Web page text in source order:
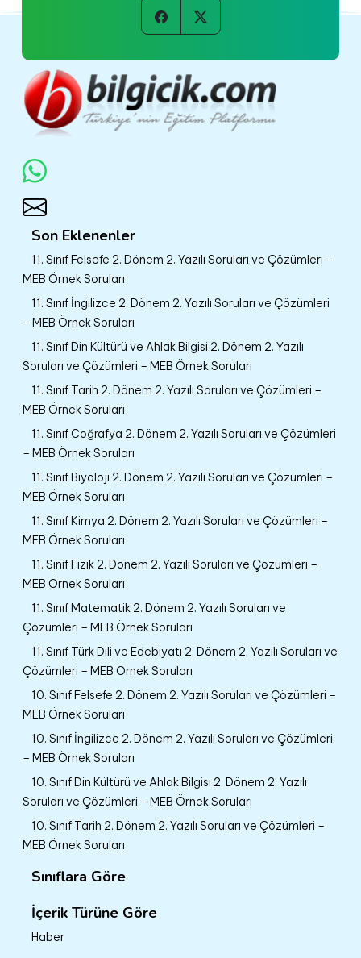
Son Eklenenler
11. Sınıf Felsefe 2. Dönem 2. Yazılı Soruları ve Çözümleri –
MEB Örnek Soruları
11. Sınıf İngilizce 2. Dönem 2. Yazılı Soruları ve Çözümleri
– MEB Örnek Soruları
11. Sınıf Din Kültürü ve Ahlak Bilgisi 2. Dönem 2. Yazılı
Soruları ve Çözümleri – MEB Örnek Soruları
11. Sınıf Tarih 2. Dönem 2. Yazılı Soruları ve Çözümleri –
MEB Örnek Soruları
11. Sınıf Coğrafya 2. Dönem 2. Yazılı Soruları ve Çözümleri
– MEB Örnek Soruları
11. Sınıf Biyoloji 2. Dönem 2. Yazılı Soruları ve Çözümleri –
MEB Örnek Soruları
11. Sınıf Kimya 2. Dönem 2. Yazılı Soruları ve Çözümleri –
MEB Örnek Soruları
11. Sınıf Fizik 2. Dönem 2. Yazılı Soruları ve Çözümleri –
MEB Örnek Soruları
11. Sınıf Matematik 2. Dönem 2. Yazılı Soruları ve
Çözümleri – MEB Örnek Soruları
11. Sınıf Türk Dili ve Edebiyatı 2. Dönem 2. Yazılı Soruları ve
Çözümleri – MEB Örnek Soruları
10. Sınıf Felsefe 2. Dönem 2. Yazılı Soruları ve Çözümleri –
MEB Örnek Soruları
10. Sınıf İngilizce 2. Dönem 2. Yazılı Soruları ve Çözümleri
– MEB Örnek Soruları
10. Sınıf Din Kültürü ve Ahlak Bilgisi 2. Dönem 2. Yazılı
Soruları ve Çözümleri – MEB Örnek Soruları
10. Sınıf Tarih 2. Dönem 2. Yazılı Soruları ve Çözümleri –
MEB Örnek Soruları
Sınıflara Göre
İçerik Türüne Göre
Haber